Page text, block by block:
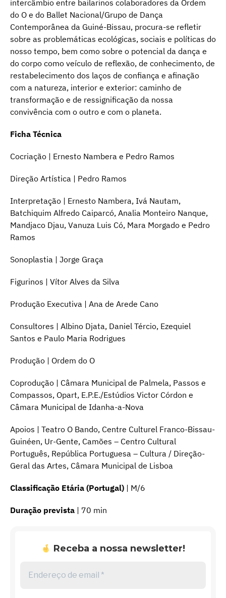
intercâmbio entre bailarinos colaboradores da Ordem
do O e do Ballet Nacional/Grupo de Dança
Contemporânea da Guiné-Bissau, procura-se refletir
sobre as problemáticas ecológicas, sociais e políticas do
nosso tempo, bem como sobre o potencial da dança e
do corpo como veículo de reflexão, de conhecimento, de
restabelecimento dos laços de confiança e afinação
com a natureza, interior e exterior: caminho de
transformação e de ressignificação da nossa
convivência com o outro e com o planeta.
Ficha Técnica
Cocriação | Ernesto Nambera e Pedro Ramos
Direção Artística | Pedro Ramos
Interpretação | Ernesto Nambera, Ivá Nautam,
Batchiquim Alfredo Caiparcó, Analia Monteiro Nanque,
Mandjaco Djau, Vanuza Luis Có, Mara Morgado e Pedro
Ramos
Sonoplastia | Jorge Graça
Figurinos | Vítor Alves da Silva
Produção Executiva | Ana de Arede Cano
Consultores | Albino Djata, Daniel Tércio, Ezequiel
Santos e Paulo Maria Rodrigues
Produção | Ordem do O
Coprodução | Câmara Municipal de Palmela, Passos e
Compassos, Opart, E.P.E./Estúdios Victor Córdon e
Câmara Municipal de Idanha-a-Nova
Apoios | Teatro O Bando, Centre Culturel Franco-Bissau-
Guinéen, Ur-Gente, Camões – Centro Cultural
Português, República Portuguesa – Cultura / Direção-
Geral das Artes, Câmara Municipal de Lisboa
Classificação Etária (Portugal) | M/6
Duração prevista | 70 min
Receba a nossa newsletter!
de